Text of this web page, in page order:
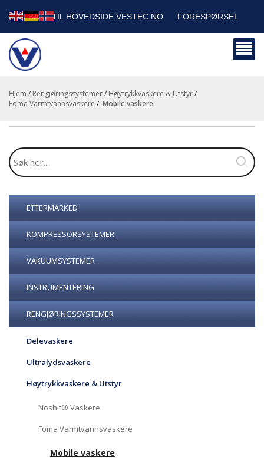
TILBAKE TIL HOVEDSIDE VESTEC.NO FORESPØRSEL
HANDLEVOGN
BEDRIFTSKUNDER
Hjem / Rengjøringssystemer/ Høytrykkvaskere & Utstyr/
Foma Varmtvannsvaskere / mobile vaskere
ETTERMARKED
KOMPRESSORSYSTEMER
VAKUUMSYSTEMER
INSTRUMENTERING
RENGJØRINGSSYSTEMER
Delevaskere
Ultralydsvaskere
Høytrykkvaskere & Utstyr
Noshit® Vaskere
Foma Varmtvannsvaskere
Mobile vaskere